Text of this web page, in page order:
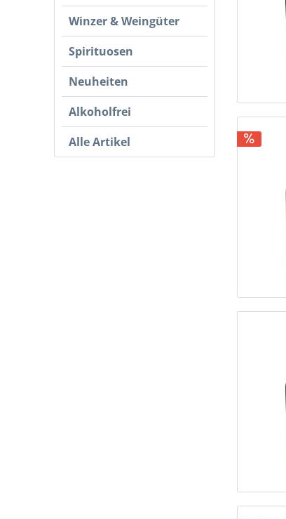
Winzer & Weingüter
Spirituosen
Neuheiten
Alkoholfrei
Alle Artikel